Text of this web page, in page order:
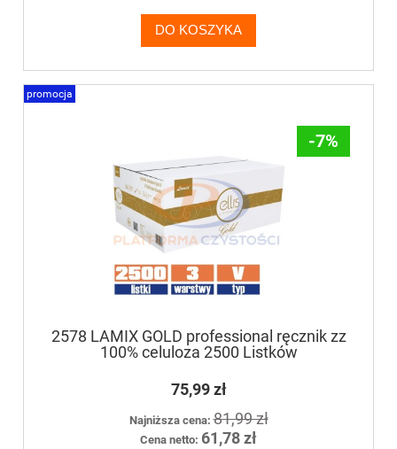
DO KOSZYKA
-7%
2578 LAMIX GOLD professional ręcznik zz
100% celuloza 2500 Listków
75,99 zł
Najniższa cena:81,99 zł
Cena netto: 61,78 zł
promocja